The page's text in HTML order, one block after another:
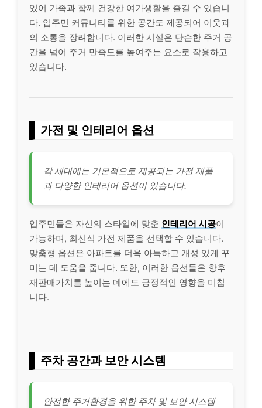
있어 가족과 함께 건강한 여가생활을 즐길 수 있습니
다. 입주민 커뮤니티를 위한 공간도 제공되어 이웃과
의 소통을 장려합니다. 이러한 시설은 단순한 주거 공
간을 넘어 주거 만족도를 높여주는 요소로 작용하고
있습니다.
가전 및 인테리어 옵션
각 세대에는 기본적으로 제공되는 가전 제품
과 다양한 인테리어 옵션이 있습니다.
입주민들은 자신의 스타일에 맞춘 인테리어 시공이
가능하며, 최신식 가전 제품을 선택할 수 있습니다.
맞춤형 옵션은 아파트를 더욱 아늑하고 개성 있게 꾸
미는 데 도움을 줍니다. 또한, 이러한 옵션들은 향후
재판매가치를 높이는 데에도 긍정적인 영향을 미칩
니다.
주차 공간과 보안 시스템
안전한 주거환경을 위한 주차 및 보안 시스템